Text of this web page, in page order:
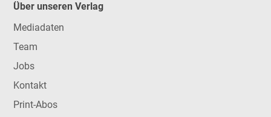
Über unseren Verlag
Mediadaten
Team
Jobs
Kontakt
Print-Abos